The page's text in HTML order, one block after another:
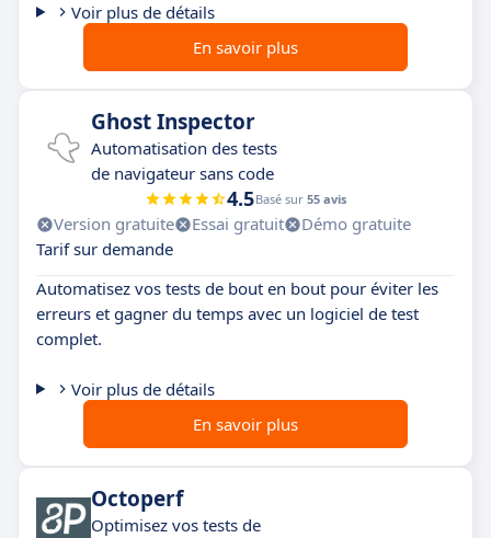
Voir plus de détails
En savoir plus
Ghost Inspector
Automatisation des tests
de navigateur sans code
4.5Basé sur 55 avis
Version gratuite Essai gratuit
Démo gratuite
Tarif sur demande
Automatisez vos tests de bout en bout pour éviter les
erreurs et gagner du temps avec un logiciel de test
complet.
Voir plus de détails
En savoir plus
Octoperf
Optimisez vos tests de